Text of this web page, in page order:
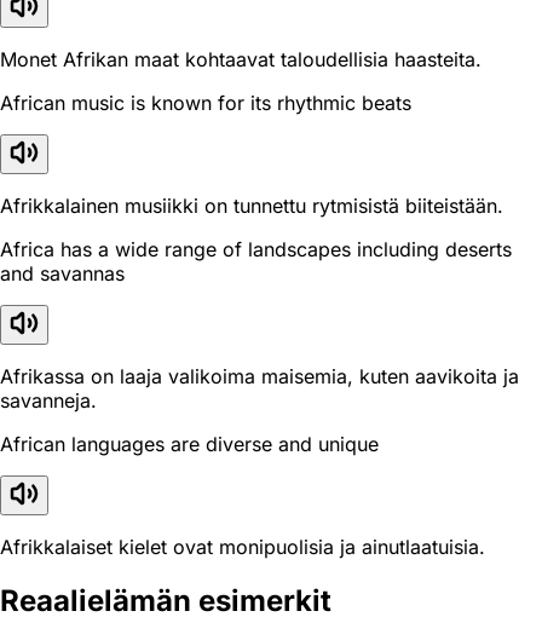
Monet Afrikan maat kohtaavat taloudellisia haasteita.
African music is known for its rhythmic beats
Afrikkalainen musiikki on tunnettu rytmisistä biiteistään.
Africa has a wide range of landscapes including deserts
and savannas
Afrikassa on laaja valikoima maisemia, kuten aavikoita ja
savanneja.
African languages are diverse and unique
Afrikkalaiset kielet ovat monipuolisia ja ainutlaatuisia.
Reaali­elämän esimerkit